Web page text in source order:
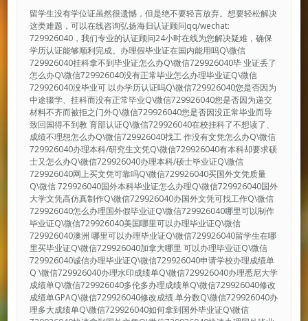
留学生没有学位证虽然很遗憾，但是绝不要轻言放弃。想要轻松解决
这类难题，可以在线咨询弘扬海归认证顾问qq/wechat:
729926040，我们专业的认证顾问24小时在线为您解决疑难，确保
学历认证能够顺利完成。办理假毕业证在国内能用吗Q\微信
729926040挂科拿不到毕业证怎么办Q\微信729926040毕 业证丢了
怎么办Q\微信729926040没有正常毕业怎么办理毕业证Q\微信
729926040没毕业可 以办学历认证吗Q\微信729926040您是否因为
中途辍学、挂科而没有正常毕业Q\微信729926040您是否因为递交
材料不齐而被拒之门外Q\微信729926040您是否因没正常毕业而导
致回国得不到教 育部认证Q\微信729926040在校挂科了不想读了、
成绩不理想怎么办Q\微信729926040找工 作没有文凭怎么办Q\微信
729926040办理本科/研究生文凭Q\微信729926040有本科却要求硕
士又怎么办Q\微信729926040办理本科/硕士毕业证Q\微信
729926040网上买文凭可靠吗Q\微信729926040买国外文凭质量
Q\微信 729926040国外本科毕业证怎么办理Q\微信729926040国外
大学文凭高仿真制作Q\微信729926040办国外文凭可找工作Q\微信
729926040怎么办理国外假毕业证Q\微信729926040哪里可以制作
毕业证Q\微信729926040美国哪里可以办理毕业证Q\微信
729926040澳洲 哪里可以办理毕业证Q\微信729926040留学生在哪
里买毕业证Q\微信729926040加拿大哪里 可以办理毕业证Q\微信
729926040诚信办理毕业证Q\微信729926040申请学校办理成绩单
Q \微信729926040办理水印成绩单Q\微信729926040办理悉尼大学
成绩单Q\微信729926040多伦多办理成绩单Q\微信729926040修改
成绩单GPAQ\微信729926040修改成绩 单分数Q\微信729926040办
理多大成绩单Q\微信729926040如何拿到国外毕业证Q\微信